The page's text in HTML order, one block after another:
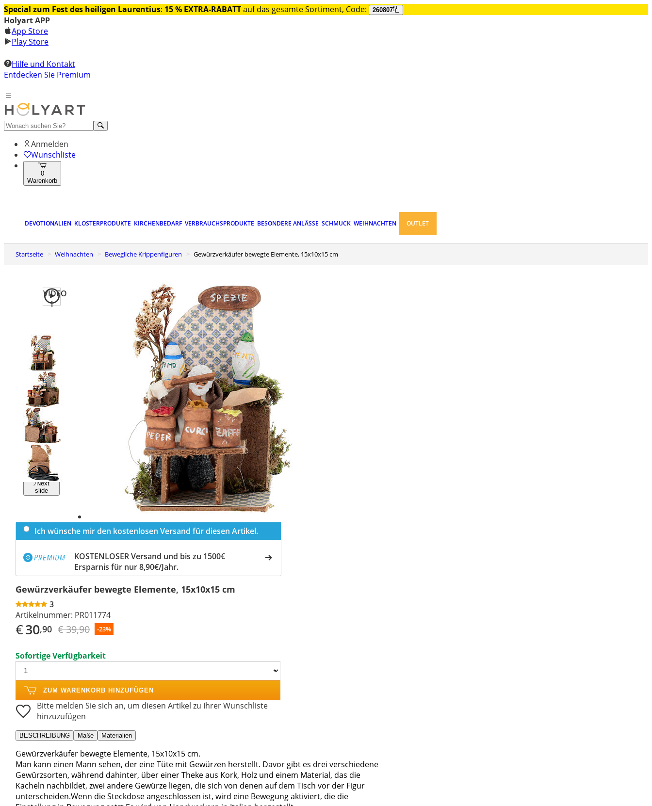
Special zum Fest des heiligen Laurentius: 15 % EXTRA-RABATTauf das gesamte Sortiment, Code: 260807
Holyart APP
App Store
Play Store
Hilfe und Kontakt
Entdecken Sie Premium
Anmelden
Wunschliste
0
Warenkorb
DEVOTIONALIEN KLOSTERPRODUKTE KIRCHENBEDARF VERBRAUCHSPRODUKTE BESONDERE ANLÄSSE SCHMUCK WEIHNACHTEN OUTLET
Startseite Weihnachten Bewegliche Krippenfiguren Gewürzverkäufer bewegte Elemente, 15x10x15 cm
VIDEO
1
Previous
slide
Next
slide
Ich wünsche mir den kostenlosen Versand für diesen Artikel.
KOSTENLOSER Versand und bis zu 1500€
Ersparnis für nur 8,90€/Jahr.
Gewürzverkäufer bewegte Elemente, 15x10x15 cm
3
Artikelnummer: PR011774
€30,90 € 39,90 -23%
Sofortige Verfügbarkeit
ZUM WARENKORB HINZUFÜGEN
Bitte melden Sie sich an, um diesen Artikel zu Ihrer Wunschliste
hinzuzufügen
BESCHREIBUNG Maße Materialien
Gewürzverkäufer bewegte Elemente, 15x10x15 cm.
Man kann einen Mann sehen, der eine Tüte mit Gewürzen herstellt. Davor gibt es drei verschiedene
Gewürzsorten, während dahinter, über einer Theke aus Kork, Holz und einem Material, das die
Kacheln nachbildet, zwei andere Gewürze liegen, die sich von denen auf dem Tisch vor der Figur
unterscheiden.Wenn die Steckdose angeschlossen ist, wird eine Bewegung aktiviert, die die